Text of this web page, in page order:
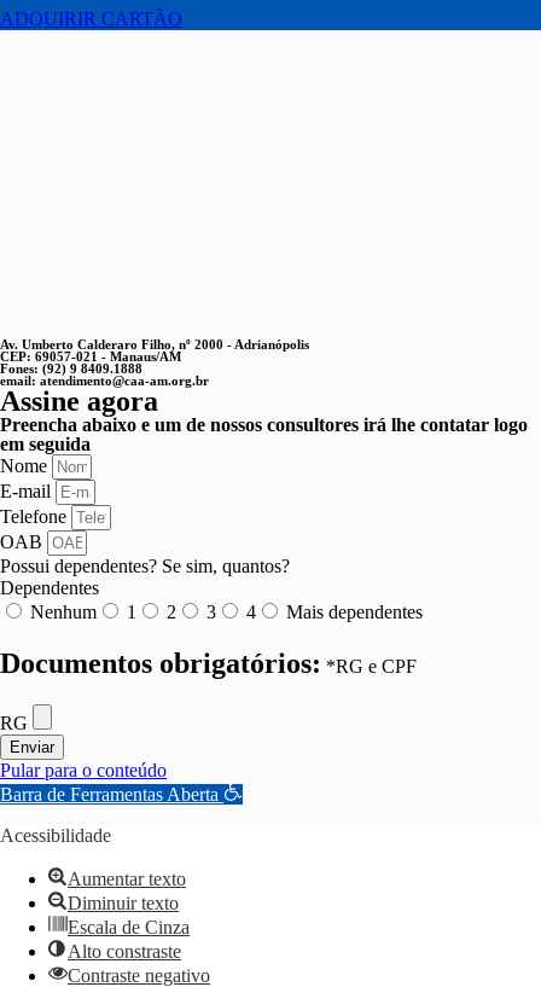
ADQUIRIR CARTÃO
Av. Umberto Calderaro Filho, nº 2000 - Adrianópolis
CEP: 69057-021 - Manaus/AM
Fones: (92) 9 8409.1888
email: atendimento@caa-am.org.br
Assine agora
Preencha abaixo e um de nossos consultores irá lhe contatar logo
em seguida
Nome
E-mail
Telefone
OAB
Possui dependentes? Se sim, quantos?
Dependentes
Nenhum
1 2 3 4 Mais dependentes
Documentos obrigatórios: *RG e CPF
RG
Enviar
Pular para o conteúdo
Barra de Ferramentas Aberta
Acessibilidade
Aumentar texto
Diminuir texto
Escala de Cinza
Alto constraste
Contraste negativo